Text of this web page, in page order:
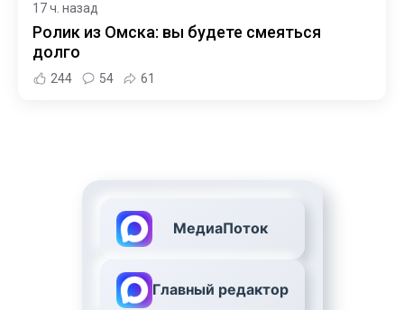
17 ч. назад
Ролик из Омска: вы будете смеяться
долго
244 54 61
МедиаПоток
Главный редактор